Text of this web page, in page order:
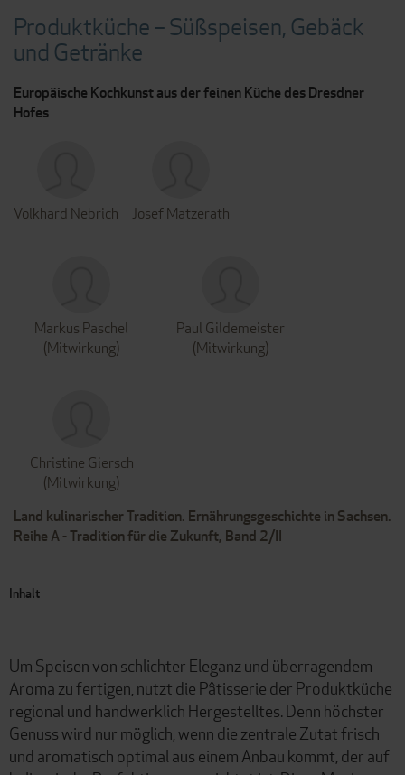
Produktküche – Süßspeisen, Gebäck
und Getränke
Europäische Kochkunst aus der feinen Küche des Dresdner
Hofes
Volkhard Nebrich Josef Matzerath
Markus Paschel
(Mitwirkung)
Paul Gildemeister
(Mitwirkung)
Christine Giersch
(Mitwirkung)
Land kulinarischer Tradition. Ernährungsgeschichte in Sachsen.
Reihe A - Tradition für die Zukunft, Band 2/II
Inhalt
Um Speisen von schlichter Eleganz und überragendem
Aroma zu fertigen, nutzt die Pâtisserie der Produktküche
regional und handwerklich Hergestelltes. Denn höchster
Genuss wird nur möglich, wenn die zentrale Zutat frisch
und aromatisch optimal aus einem Anbau kommt, der auf